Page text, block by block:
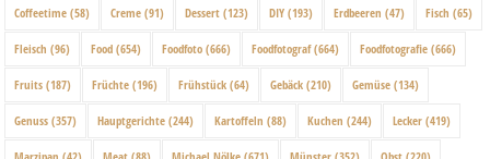
Coffeetime (58) Creme (91) Dessert (123) DIY (193) Erdbeeren (47) Fisch (65)
Fleisch (96) Food (654) Foodfoto (666) Foodfotograf(664) Foodfotografie (666)
Fruits (187) Früchte (196) Frühstück (64) Gebäck (210) Gemüse (134)
Genuss (357) Hauptgerichte (244) Kartoffeln (88) Kuchen (244) Lecker (419)